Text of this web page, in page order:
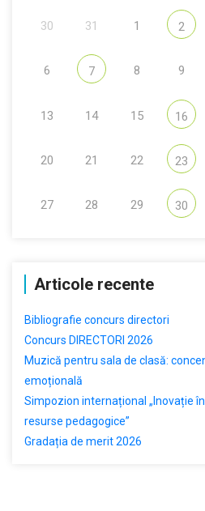
30 31 1 2
6 7 8 9
13 14 15 16
20 21 22 23
27 28 29 30
Articole recente
Bibliografie concurs directori
Concurs DIRECTORI 2026
Muzică pentru sala de clasă:
emoțională
Simpozion internațional „Inovație
resurse pedagogice”
Gradația de merit 2026